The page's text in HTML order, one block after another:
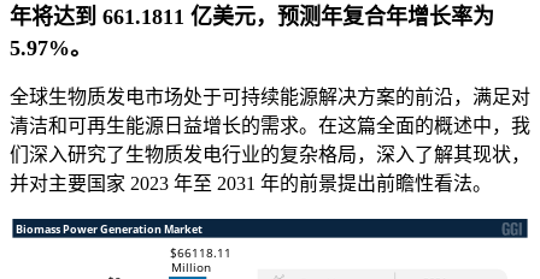
年将达到 661.1811 亿美元，预测年复合年增长率为
5.97%。
全球生物质发电市场处于可持续能源解决方案的前沿，满足对
清洁和可再生能源日益增长的需求。在这篇全面的概述中，我
们深入研究了生物质发电行业的复杂格局，深入了解其现状，
并对主要国家 2023 年至 2031 年的前景提出前瞻性看法。